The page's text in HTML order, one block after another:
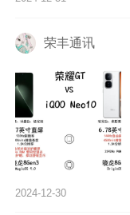
荣丰通讯
2024-12-30